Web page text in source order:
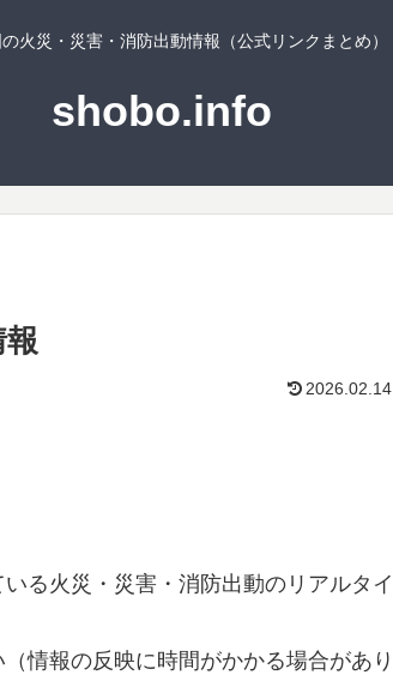
火災・災害・消防出動情報（公式リンクまとめ）
shobo.info
2026.02.14
る火災・災害・消防出動のリアルタイ
情報の反映に時間がかかる場合があり